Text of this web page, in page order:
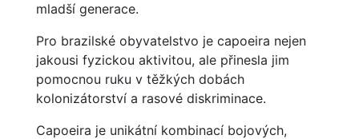
mladší generace.
Pro brazilské obyvatelstvo je capoeira nejen
jakousi fyzickou aktivitou, ale přinesla jim
pomocnou ruku v těžkých dobách
kolonizátorství a rasové diskriminace.
Capoeira je unikátní kombinací bojových,